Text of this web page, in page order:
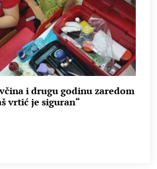
i drugu godinu zaredom
vrtić je siguran“